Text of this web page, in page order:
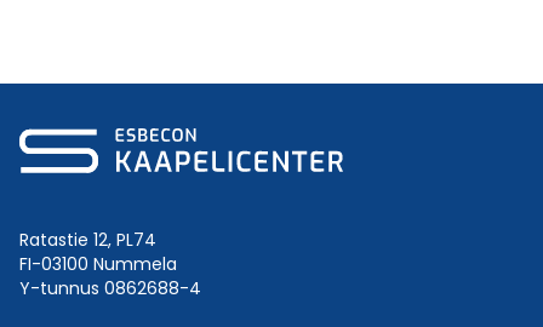
Ratastie 12, PL74
FI-03100 Nummela
Y-tunnus 0862688-4